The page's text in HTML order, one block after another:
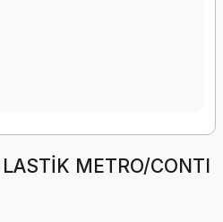
METRO/CONTI